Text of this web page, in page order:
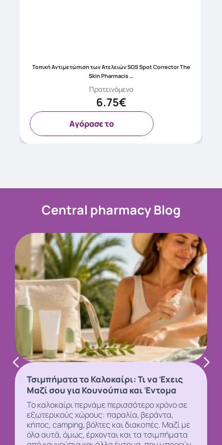
Τοπική Αντιμετώπιση των Ατελειών SOS Spot Corrector The
Skin Pharmacis …
Προτεινόμενο
6.75€
Aγόρασε το
Central pharmacy Blog
Τσιμπήματα το Καλοκαίρι: Τι να Έχεις
Μαζί σου για Κουνούπια και Έντομα
Το καλοκαίρι περνάμε περισσότερο χρόνο σε
εξωτερικούς χώρους: παραλία, βεράντα,
κήπος, camping, βόλτες και διακοπές. Μαζί με
όλα αυτά, όμως, έρχονται και τα τσιμπήματα